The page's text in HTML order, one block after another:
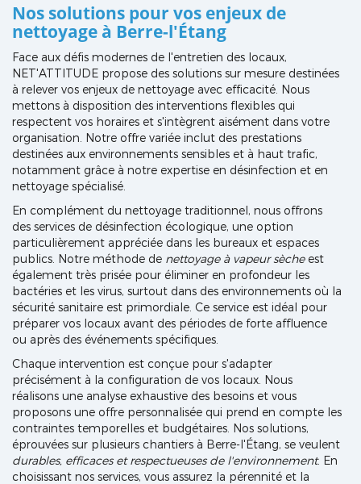
Nos solutions pour vos enjeux de
nettoyage à Berre-l'Étang
Face aux défis modernes de l'entretien des locaux,
NET'ATTITUDE propose des solutions sur mesure destinées
à relever vos enjeux de nettoyage avec efficacité. Nous
mettons à disposition des interventions flexibles qui
respectent vos horaires et s'intègrent aisément dans votre
organisation. Notre offre variée inclut des prestations
destinées aux environnements sensibles et à haut trafic,
notamment grâce à notre expertise en désinfection et en
nettoyage spécialisé.
En complément du nettoyage traditionnel, nous offrons
des services de désinfection écologique, une option
particulièrement appréciée dans les bureaux et espaces
publics. Notre méthode de nettoyage à vapeur sècheest
également très prisée pour éliminer en profondeur les
bactéries et les virus, surtout dans des environnements où la
sécurité sanitaire est primordiale. Ce service est idéal pour
préparer vos locaux avant des périodes de forte affluence
ou après des événements spécifiques.
Chaque intervention est conçue pour s'adapter
précisément à la configuration de vos locaux. Nous
réalisons une analyse exhaustive des besoins et vous
proposons une offre personnalisée qui prend en compte les
contraintes temporelles et budgétaires. Nos solutions,
éprouvées sur plusieurs chantiers à Berre-l'Étang, se veulent
durables, efficaces et respectueuses de l'environnement. En
choisissant nos services, vous assurez la pérennité et la